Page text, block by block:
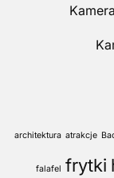
architektura atrakcje
falafel frytki